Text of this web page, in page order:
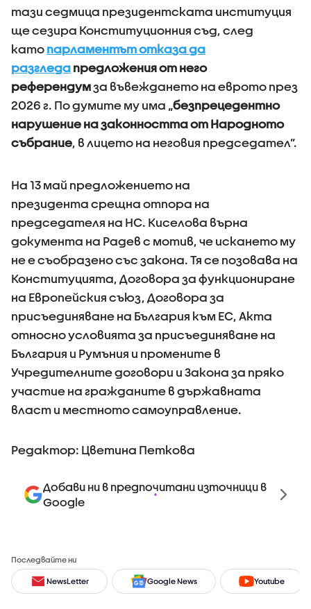
тази седмица президентската институция
ще сезира Конституционния съд, след
като парламентът отказа да
разгледа предложения от него
референдумза въвеждането на еврото през
2026 г. По думите му има „безпрецедентно
нарушение на законността от Народното
събрание, в лицето на неговия председател”.
На 13 май предложението на
президента срещна отпора на
председателя на НС. Киселова върна
документа на Радев с мотив, че искането му
не е съобразено със закона. Тя се позовава на
Конституцията, Договора за функциониране
на Европейския съюз, Договора за
присъединяване на България към ЕС, Акта
относно условията за присъединяване на
България и Румъния и промените в
Учредителните договори и Закона за пряко
участие на гражданите в държавната
власт и местното самоуправление.
Редактор: Цветина Петкова
Добави ни в предпочитани източници в
Google
Последвайте ни
NewsLetter Google News Youtube